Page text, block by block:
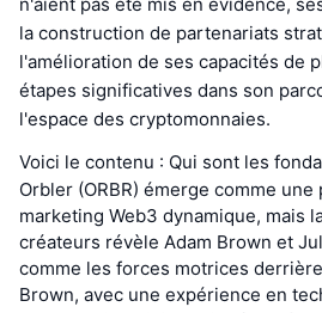
la construction de partenariats
l'amélioration de ses capacités de
étapes significatives dans son
l'espace des cryptomonnaies.
Voici le contenu : Qui sont les
Orbler (ORBR) émerge comme
marketing Web3 dynamique, mais
créateurs révèle Adam Brown et
comme les forces motrices
Brown, avec une expérience en